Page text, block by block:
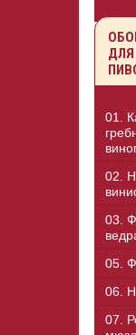
ДЛЯ
01.
02.
03.
05.
06.
07.